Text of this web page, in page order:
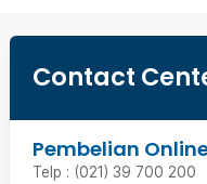
Contact
Pembelian
Telp : (021) 39 700 200